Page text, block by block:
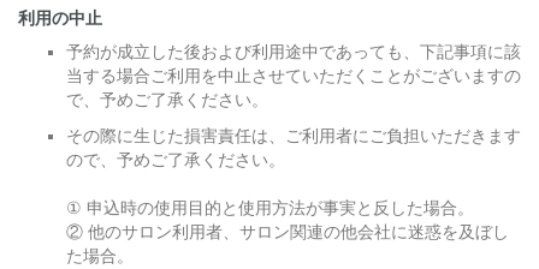
利用の中止
予約が成立した後および利用途中であっても、下記事項に該
当する場合ご利用を中止させていただくことがございますの
で、予めご了承ください。
その際に生じた損害責任は、ご利用者にご負担いただきます
ので、予めご了承ください。
① 申込時の使用目的と使用方法が事実と反した場合。
② 他のサロン利用者、サロン関連の他会社に迷惑を及ぼし
た場合。